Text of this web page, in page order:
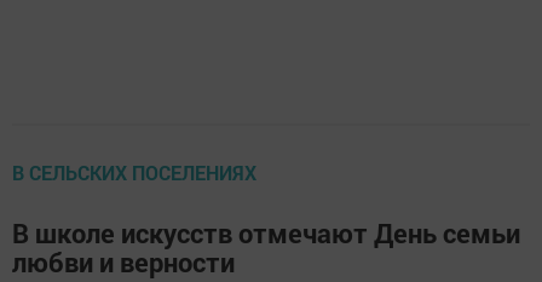
В СЕЛЬСКИХ ПОСЕЛЕНИЯХ
В школе искусств отмечают День семьи
любви и верности